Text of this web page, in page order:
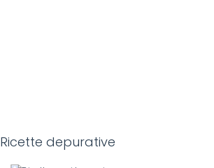
Ricette depurative